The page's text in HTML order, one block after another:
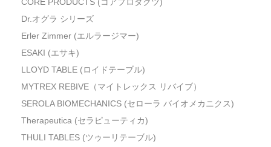
Dr.オグラ シリーズ
Erler Zimmer (エルラージマー)
ESAKI (エサキ)
LLOYD TABLE (ロイドテーブル)
MYTREX REBIVE（マイトレックス リバイブ）
SEROLA BIOMECHANICS (セローラ バイオメカニクス)
Therapeutica (セラピューティカ)
THULI TABLES (ツゥーリテーブル)